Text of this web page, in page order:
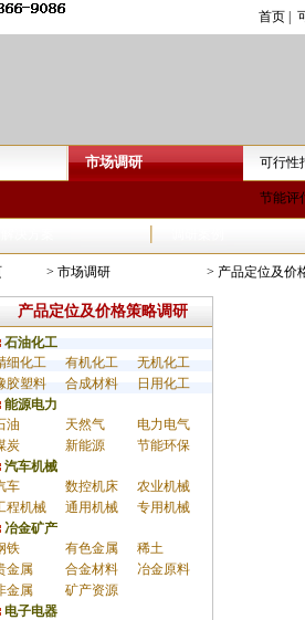
首页
市场调研 可行性
节能评
> 市场调研 > 产品定位及价
产品定位及价格策略调研
石油化工
细化工
有机化工
无机化工
胶塑料
合成材料
日用化工
能源电力
油
天然气
电力电气
炭
新能源
节能环保
汽车机械
车
数控机床
农业机械
程机械
通用机械
专用机械
冶金矿产
铁
有色金属
稀土
金属
合金材料
冶金原料
金属
矿产资源
电子电器